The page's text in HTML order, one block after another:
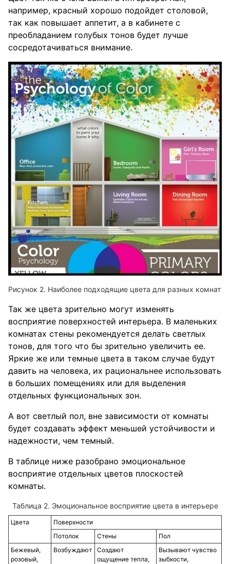
например, красный хорошо подойдет столовой,
так как повышает аппетит, а в кабинете с
преобладанием голубых тонов будет лучше
сосредотачиваться внимание.
Наиболее подходящие цвета для разных комнат
Так же цвета зрительно могут изменять
восприятие поверхностей интерьера. В маленьких
комнатах стены рекомендуется делать светлых
тонов, для того что бы зрительно увеличить ее.
Яркие же или темные цвета в таком случае будут
давить на человека, их рациональнее использовать
в больших помещениях или для выделения
отдельных функциональных зон.
А вот светлый пол, вне зависимости от комнаты
будет создавать эффект меньшей устойчивости и
надежности, чем темный.
В таблице ниже разобрано эмоциональное
восприятие отдельных цветов плоскостей
комнаты.
Эмоциональное восприятие цвета в интерьере
Цвета
Поверхности
Потолок
Стены
Пол
Бежевый,
розовый,
Возбуждают
Создают
ощущение тепла,
Вызывают чувство
зыбкости,